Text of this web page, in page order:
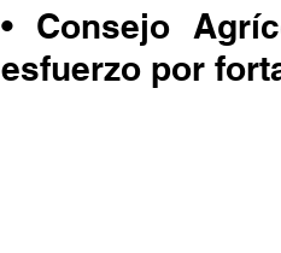
• Consejo
esfuerzo por